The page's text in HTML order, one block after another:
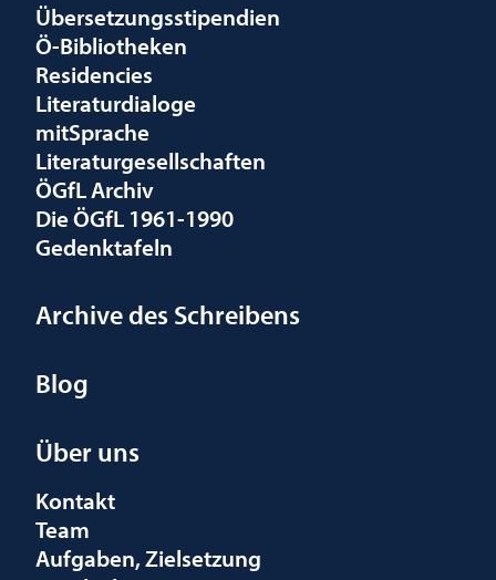
Übersetzungsstipendien
Ö-Bibliotheken
Residencies
Literaturdialoge
mitSprache
Literaturgesellschaften
ÖGfL Archiv
Die ÖGfL 1961-1990
Gedenktafeln
Archive des Schreibens
Blog
Über uns
Kontakt
Team
Aufgaben, Zielsetzung